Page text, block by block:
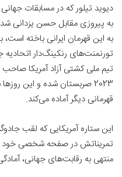
به این قهرمان ایرانی باخته
تورنمنت‌های رنکینگ‌دار اتحادیه
تیم ملی کشتی آزاد آمریکا
2023 صربستان شده و این
قهرمانی دیگر آماده می‌کند.
این ستاره آمریکایی که لقب
تمریناتش در صفحه شخصی خود
منتهی به رقابت‌های جهانی،